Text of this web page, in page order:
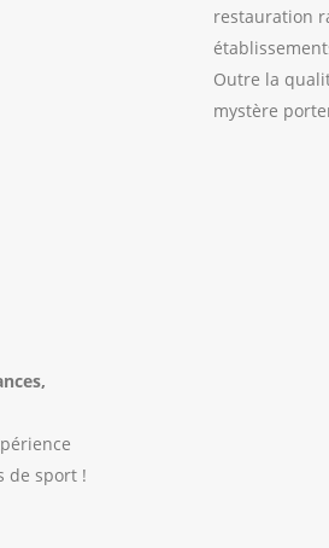
restauration
Outre la
mystère
de sport !